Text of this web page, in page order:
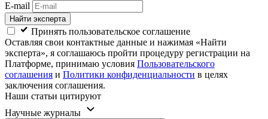
E-mail
Найти эксперта
Принять пользовательское соглашение
Оставляя свои контактные данные и нажимая «Найти
эксперта», я соглашаюсь пройти процедуру регистрации на
Платформе, принимаю условия Пользовательского
соглашения и Политики конфиденциальности в целях
заключения соглашения.
Наши статьи цитируют
Научные журналы